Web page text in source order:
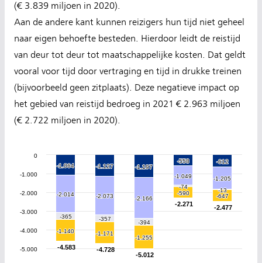
(€ 3.839 miljoen in 2020).
Aan de andere kant kunnen reizigers hun tijd niet geheel
naar eigen behoefte besteden. Hierdoor leidt de reistijd
van deur tot deur tot maatschappelijke kosten. Dat geldt
vooral voor tijd door vertraging en tijd in drukke treinen
(bijvoorbeeld geen zitplaats). Deze negatieve impact op
het gebied van reistijd bedroeg in 2021 € 2.963 miljoen
(€ 2.722 miljoen in 2020).
-4.583
-4.583 -4.728
-4.728
-5.012
-5.012
-2.271
-2.271 -2.477
-2.477
-1.140
-1.140 -1.171
-1.171
-1.255
-1.255
-590
-590 -647
-647
-365
-365 -357
-357
-394
-394
-74
-74
-13
-13
-2.014
-2.014 -2.073
-2.073 -2.166
-2.166
-1.049
-1.049 -1.205
-1.205
-1.064
-1.064 -1.127
-1.127 -1.197
-1.197
-558
-558 -612
-612
-5.000
-4.000
-3.000
-2.000
-1.000
0